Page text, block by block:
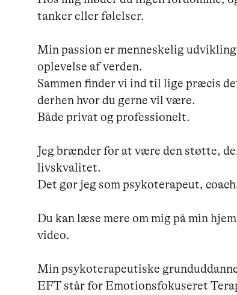
tanker eller følelser.
Min passion er menneskelig
oplevelse af verden.
Sammen finder vi ind til lige præcis
derhen hvor du gerne vil være.
Både privat og professionelt.
Jeg brænder for at være den støtte,
livskvalitet.
Det gør jeg som psykoterapeut,
Du kan læse mere om mig på min
video.
Min psykoterapeutiske
EFT står for Emotionsfokuseret